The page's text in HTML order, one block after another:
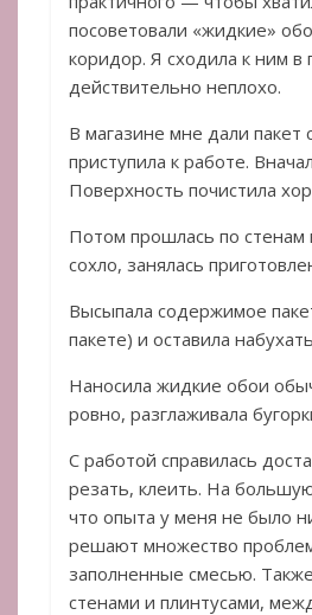
посоветовали «жидкие»
коридор. Я сходила к ним в
действительно неплохо.
В магазине мне дали
приступила к работе.
Поверхность почистила
Потом прошлась по
сохло, занялась
Высыпала содержимое
пакете) и оставила
Наносила жидкие обои
ровно, разглаживала
С работой справилась
резать, клеить. На
что опыта у меня не было
решают множество
заполненные смесью.
стенами и плинтусами,